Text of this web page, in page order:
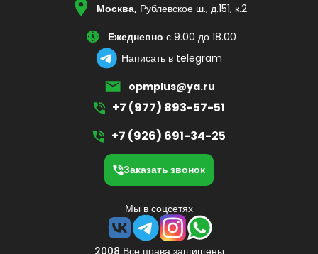
Москва, Рублевское ш., д.151, к.2
Ежедневно с 9.00 до 18.00
Написать в telegram
opmplus@ya.ru
+7 (977) 893-57-51
+7 (926) 691-34-25
Заказать звонок
2008 Все права защищены
Мы в соцсетях